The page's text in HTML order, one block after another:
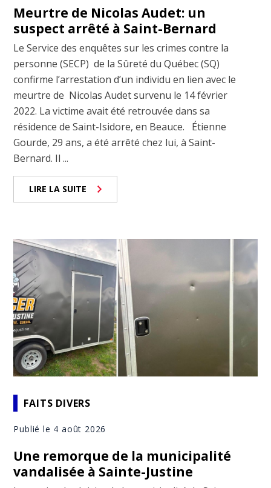
Meurtre de Nicolas Audet: un
suspect arrêté à Saint-Bernard
Le Service des enquêtes sur les crimes contre la
personne (SECP) de la Sûreté du Québec (SQ)
confirme l’arrestation d’un individu en lien avec le
meurtre de Nicolas Audet survenu le 14 février
2022. La victime avait été retrouvée dans sa
résidence de Saint-Isidore, en Beauce. Étienne
Gourde, 29 ans, a été arrêté chez lui, à Saint-
Bernard. Il ...
LIRE LA SUITE
FAITS DIVERS
Publié le 4 août 2026
Une remorque de la municipalité
vandalisée à Sainte-Justine